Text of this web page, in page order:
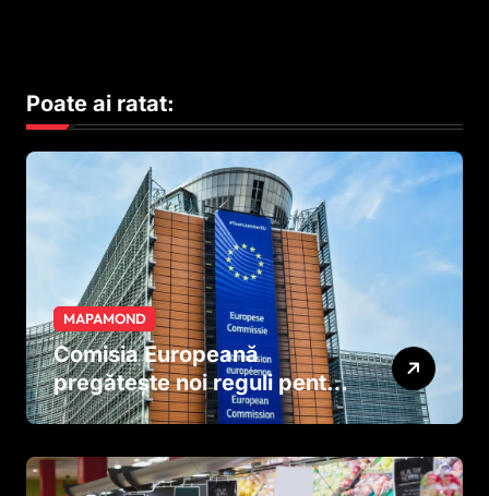
Poate ai ratat:
MAPAMOND
Comisia Europeană
pregătește noi reguli pentru
tutun și țigările electronice